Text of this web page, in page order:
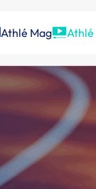
Athlé Mag Athlé